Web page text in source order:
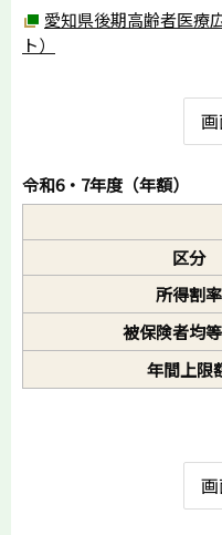
愛知県後期高齢者医療
ト）
令和6・7年度（年額）
区分
所得割率
被保険者均
年間上限